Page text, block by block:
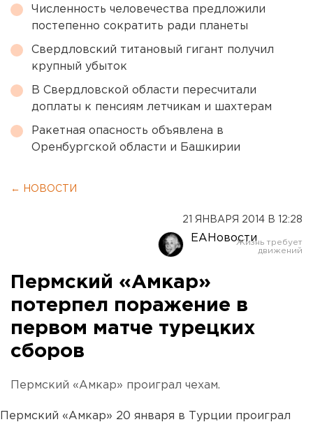
Численность человечества предложили
постепенно сократить ради планеты
Свердловский титановый гигант получил
крупный убыток
В Свердловской области пересчитали
доплаты к пенсиям летчикам и шахтерам
Ракетная опасность объявлена в
Оренбургской области и Башкирии
← НОВОСТИ
21 ЯНВАРЯ 2014 В 12:28
ЕАНовости
Пермский «Амкар»
потерпел поражение в
первом матче турецких
сборов
Пермский «Амкар» проиграл чехам.
Пермский «Амкар» 20 января в Турции проиграл